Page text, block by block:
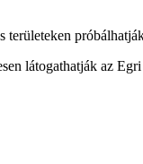
területeken
látogathatják az